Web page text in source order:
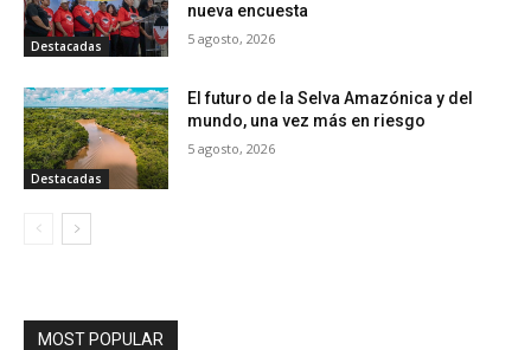
Destacadas
nueva encuesta
5 agosto, 2026
Destacadas
El futuro de la Selva Amazónica y del
mundo, una vez más en riesgo
5 agosto, 2026
MOST POPULAR